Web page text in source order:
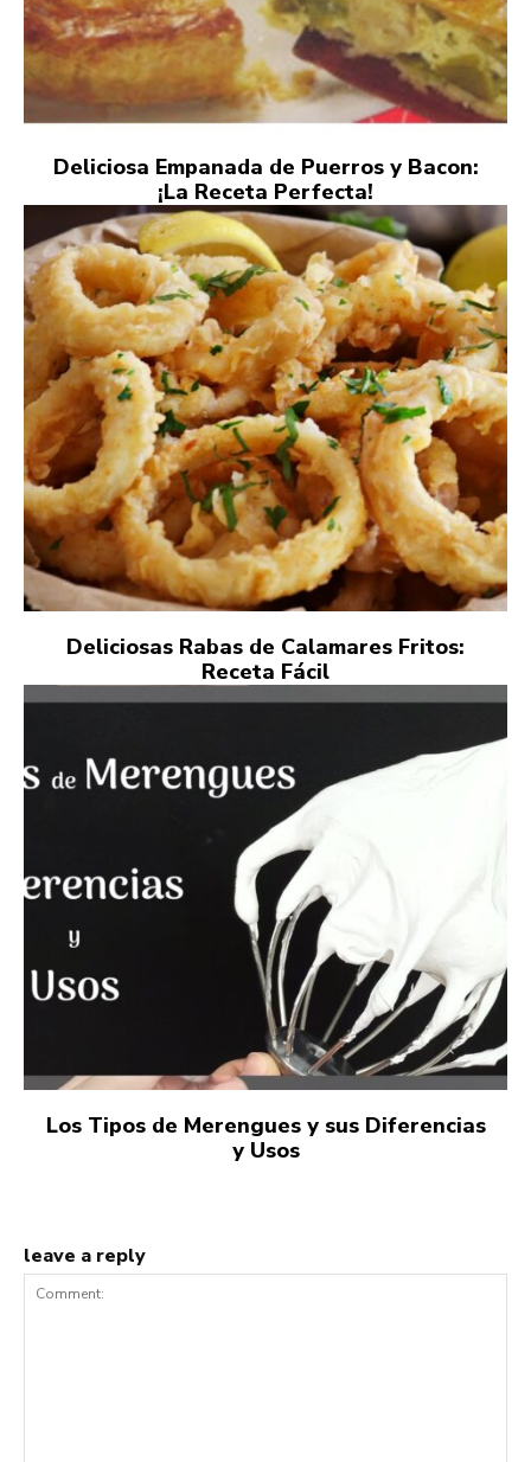
Deliciosa Empanada de Puerros y Bacon:
¡La Receta Perfecta!
Deliciosas Rabas de Calamares Fritos:
Receta Fácil
Los Tipos de Merengues y sus Diferencias
y Usos
leave a reply